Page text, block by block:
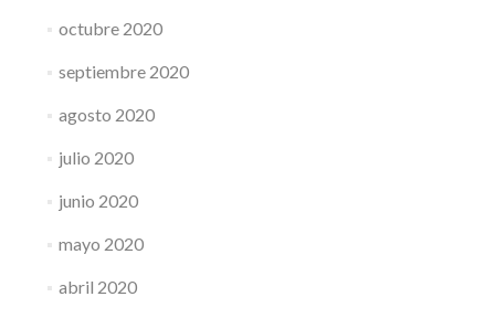
octubre 2020
septiembre 2020
agosto 2020
julio 2020
junio 2020
mayo 2020
abril 2020